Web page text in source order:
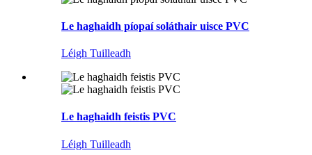
Le haghaidh píopaí soláthair uisce PVC
Léigh Tuilleadh
Le haghaidh feistis PVC
Léigh Tuilleadh